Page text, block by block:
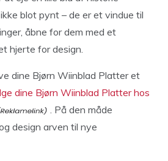
blot pynt – de er et vindue til
åbne for dem med et
hjerte for design.
dine Bjørn Wiinblad Platter et
dine Bjørn Wiinblad Platter hos
. På den måde
design arven til nye